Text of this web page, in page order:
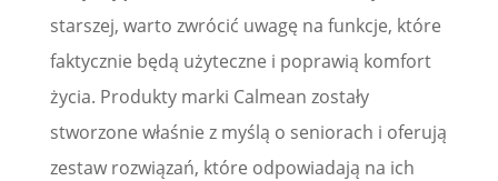
starszej, warto zwrócić uwagę na funkcje, które
faktycznie będą użyteczne i poprawią komfort
życia. Produkty marki Calmean zostały
stworzone właśnie z myślą o seniorach i oferują
zestaw rozwiązań, które odpowiadają na ich